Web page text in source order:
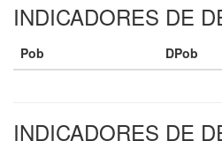
INDICADORES DE
Pob DPob
INDICADORES DE